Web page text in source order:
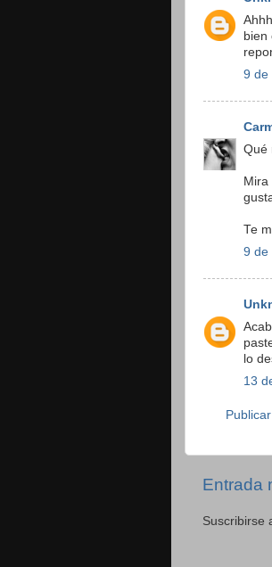
bien
9 de
Qué
Te
9 de
lo
13
Entrada
Suscribirse